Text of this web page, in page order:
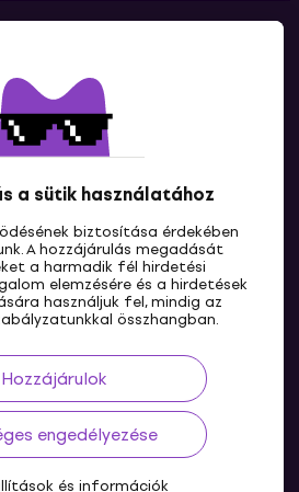
a sütik használatához
biztosítása érdekében
A hozzájárulás megadását
a harmadik fél hirdetési
elemzésére és a hirdetések
használjuk fel, mindig az
összhangban.
Hozzájárulok
engedélyezése
és információk
kapcsolatba velünk
HU